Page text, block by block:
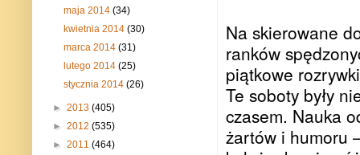
Na skierowane
ranków
piątkowe
Te soboty były
czasem. Nauka
żartów i humoru
maja 2014(34)
kwietnia 2014(30)
marca 2014(31)
lutego 2014(25)
stycznia 2014(26)
► 2013 (405)
► 2012 (535)
► 2011 (464)